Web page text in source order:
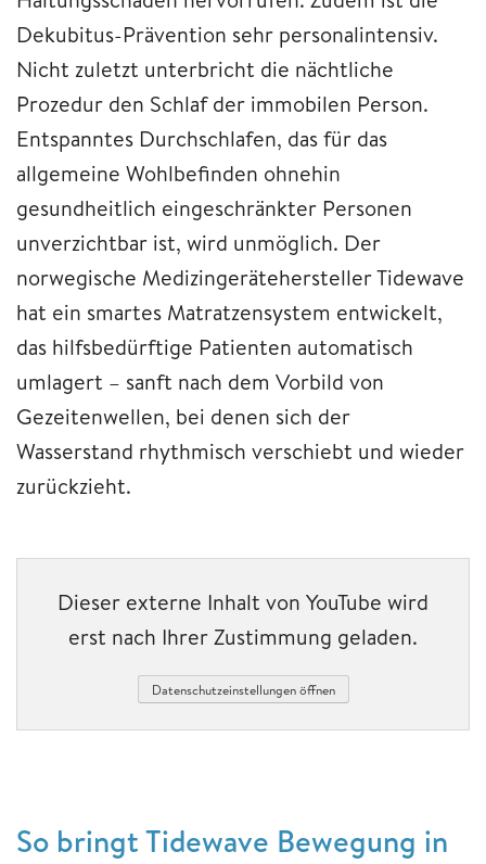
Dekubitus-Prävention sehr personalintensiv.
Nicht zuletzt unterbricht die nächtliche
Prozedur den Schlaf der immobilen Person.
Entspanntes Durchschlafen, das für das
allgemeine Wohlbefinden ohnehin
gesundheitlich eingeschränkter Personen
unverzichtbar ist, wird unmöglich. Der
norwegische Medizingerätehersteller Tidewave
hat ein smartes Matratzensystem entwickelt,
das hilfsbedürftige Patienten automatisch
umlagert – sanft nach dem Vorbild von
Gezeitenwellen, bei denen sich der
Wasserstand rhythmisch verschiebt und wieder
zurückzieht.
Dieser externe Inhalt von YouTube wird
erst nach Ihrer Zustimmung geladen.
Datenschutzeinstellungen öffnen
So bringt Tidewave Bewegung in